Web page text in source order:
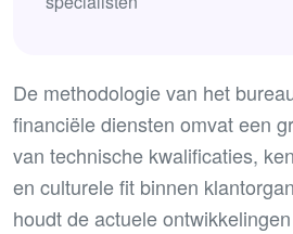
De methodologie van het
financiële diensten omvat een
van technische kwalificaties,
en culturele fit binnen
houdt de actuele